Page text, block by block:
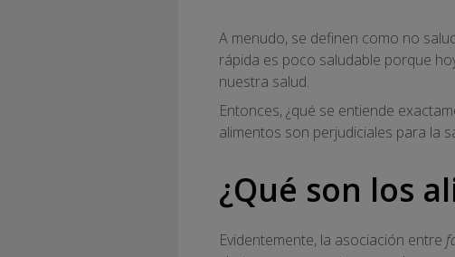
A menudo, se definen como no
rápida es poco saludable porque
nuestra salud.
Entonces, ¿qué se entiende
alimentos son perjudiciales para la
¿Qué son los
Evidentemente, la asociación entre